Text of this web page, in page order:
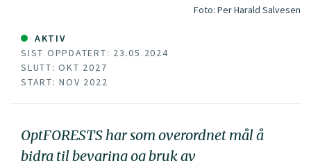
Foto: Per Harald Salvesen
AKTIV
SIST OPPDATERT: 23.05.2024
SLUTT: OKT 2027
START: NOV 2022
OptFORESTS har som overordnet mål å
bidra til bevaring og bruk av